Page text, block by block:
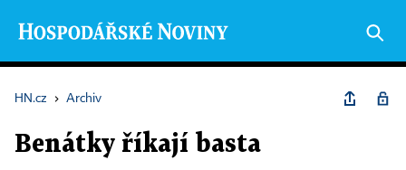
HN.cz › Archiv
Benátky říkají basta